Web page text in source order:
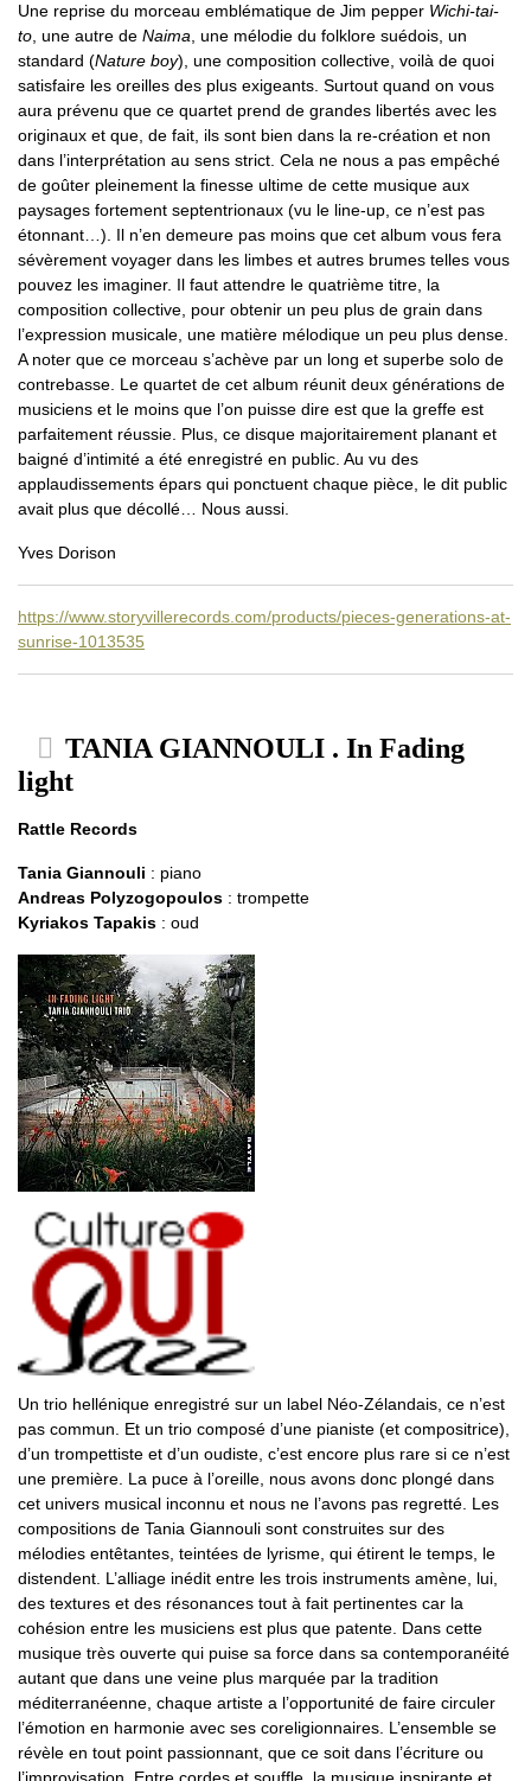
Une reprise du morceau emblématique de Jim pepper Wichi-tai-
to, une autre de Naima, une mélodie du folklore suédois, un
standard (Nature boy), une composition collective, voilà de quoi
satisfaire les oreilles des plus exigeants. Surtout quand on vous
aura prévenu que ce quartet prend de grandes libertés avec les
originaux et que, de fait, ils sont bien dans la re-création et non
dans l’interprétation au sens strict. Cela ne nous a pas empêché
de goûter pleinement la finesse ultime de cette musique aux
paysages fortement septentrionaux (vu le line-up, ce n’est pas
étonnant…). Il n’en demeure pas moins que cet album vous fera
sévèrement voyager dans les limbes et autres brumes telles vous
pouvez les imaginer. Il faut attendre le quatrième titre, la
composition collective, pour obtenir un peu plus de grain dans
l’expression musicale, une matière mélodique un peu plus dense.
A noter que ce morceau s’achève par un long et superbe solo de
contrebasse. Le quartet de cet album réunit deux générations de
musiciens et le moins que l’on puisse dire est que la greffe est
parfaitement réussie. Plus, ce disque majoritairement planant et
baigné d’intimité a été enregistré en public. Au vu des
applaudissements épars qui ponctuent chaque pièce, le dit public
avait plus que décollé… Nous aussi.
Yves Dorison
https://www.storyvillerecords.com/products/pieces-generations-at-
sunrise-1013535
TANIA GIANNOULI . In Fading
light
Rattle Records
Tania Giannouli : piano
Andreas Polyzogopoulos : trompette
Kyriakos Tapakis : oud
Un trio hellénique enregistré sur un label Néo-Zélandais, ce n’est
pas commun. Et un trio composé d’une pianiste (et compositrice),
d’un trompettiste et d’un oudiste, c’est encore plus rare si ce n’est
une première. La puce à l’oreille, nous avons donc plongé dans
cet univers musical inconnu et nous ne l’avons pas regretté. Les
compositions de Tania Giannouli sont construites sur des
mélodies entêtantes, teintées de lyrisme, qui étirent le temps, le
distendent. L’alliage inédit entre les trois instruments amène, lui,
des textures et des résonances tout à fait pertinentes car la
cohésion entre les musiciens est plus que patente. Dans cette
musique très ouverte qui puise sa force dans sa contemporanéité
autant que dans une veine plus marquée par la tradition
méditerranéenne, chaque artiste a l’opportunité de faire circuler
l’émotion en harmonie avec ses coreligionnaires. L’ensemble se
révèle en tout point passionnant, que ce soit dans l’écriture ou
l’improvisation. Entre cordes et souffle, la musique inspirante et